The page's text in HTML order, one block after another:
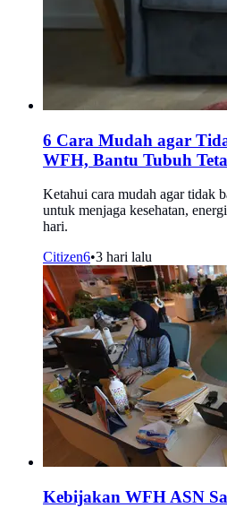
6 Cara Mudah agar
WFH, Bantu Tubuh
Ketahui cara mudah agar tidak
untuk menjaga kesehatan,
hari.
Citizen6•3 hari lalu
Kebijakan WFH ASN